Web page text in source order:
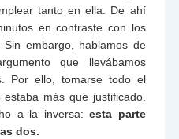
tanto en ella. De ahí
en contraste con los
embargo, hablamos de
que llevábamos
Por ello, tomarse todo el
más que justificado.
a la inversa:esta parte
dos.